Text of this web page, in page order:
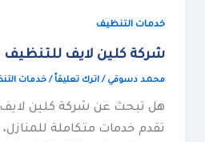
خدمات التنظيف
شركة كلين لايف للتنظيف
محمد دسوقي /اترك تعليقاً /خدمات
هل تبحث عن شركة كلين
تقدم خدمات متكاملة للمنازل،